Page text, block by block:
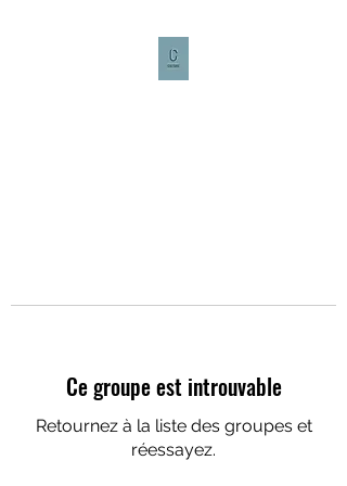
Ce groupe est introuvable
Retournez à la liste des groupes et
réessayez.